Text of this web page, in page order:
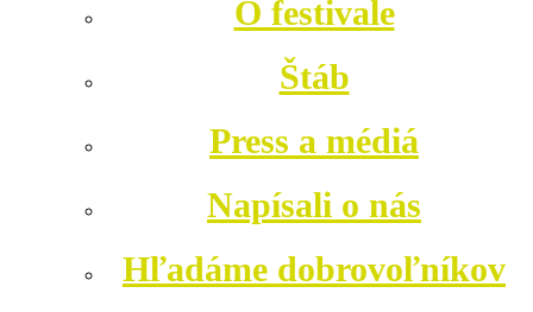
O festivale
Štáb
Press a médiá
Napísali o nás
Hľadáme dobrovoľníkov